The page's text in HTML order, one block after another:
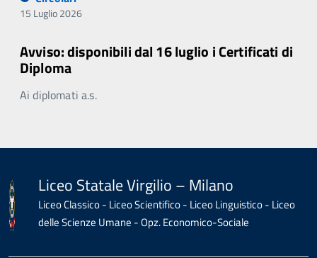
15 Luglio 2026
Avviso: disponibili dal 16 luglio i Certificati di
Diploma
Ai diplomati a.s.
Liceo Statale Virgilio – Milano
Liceo Classico - Liceo Scientifico - Liceo Linguistico - Liceo
delle Scienze Umane - Opz. Economico-Sociale